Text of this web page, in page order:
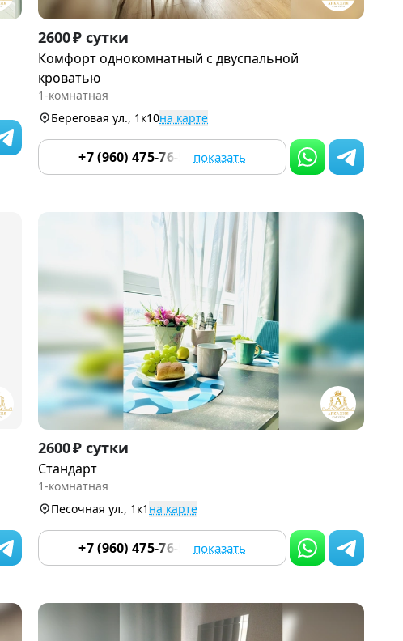
Item
1
of
9
2600 ₽ сутки
Комфорт однокомнатный с двуспальной
кроватью
1-комнатная
Береговая ул., 1к10на карте
+7 (960) 475-76-55 показать
Все фото и описание объекта
Перейти в объявление
Item
1
of
2600 ₽ сутки
Стандарт
1-комнатная
Песочная ул., 1к1 на карте
+7 (960) 475-76-55 показать